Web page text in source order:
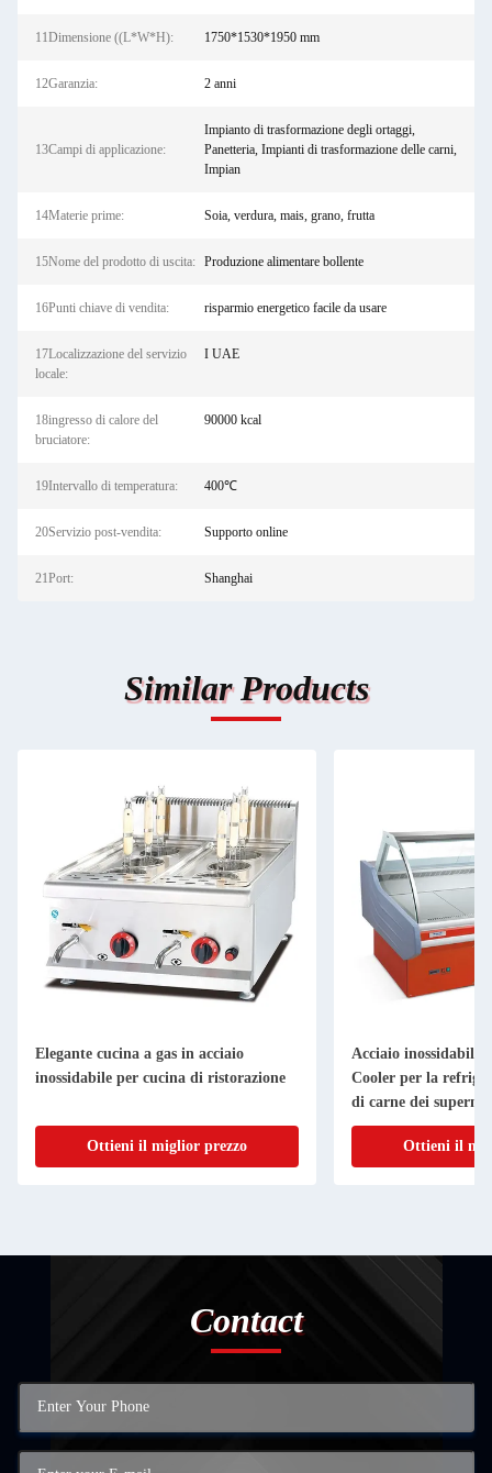
11Dimensione ((L*W*H): 1750*1530*1950 mm
12Garanzia: 2 anni
13Campi di applicazione:
Impianto di trasformazione degli ortaggi,
Panetteria, Impianti di trasformazione delle carni,
Impian
14Materie prime: Soia, verdura, mais, grano, frutta
15Nome del prodotto di uscita: Produzione alimentare bollente
16Punti chiave di vendita: risparmio energetico facile da usare
17Localizzazione del servizio
locale:
I UAE
18ingresso di calore del
bruciatore:
90000 kcal
19Intervallo di temperatura: 400℃
20Servizio post-vendita: Supporto online
21Port: Shanghai
Similar Products
Acciaio inossidabile 201 Materiale Deli
Cooler per la refrigerazione dei display
Ottieni il miglior prezzo
Grill di
di
Contact